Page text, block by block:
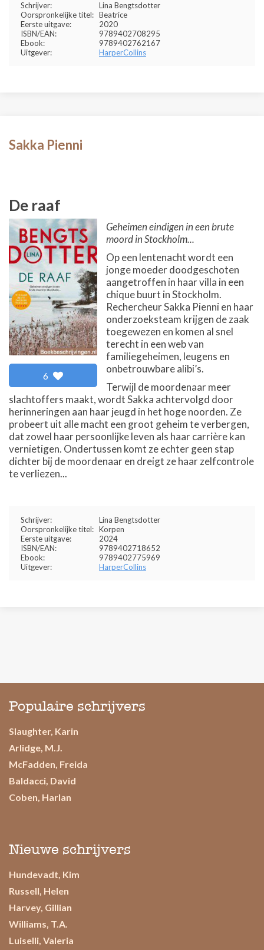
Schrijver:
Lina Bengtsdotter
Oorspronkelijke titel: Beatrice
Eerste uitgave:
2020
ISBN/EAN:
9789402708295
Ebook:
9789402762167
Uitgever:
HarperCollins
Sakka Pienni
De raaf
6
Geheimen eindigen in een brute
moord in Stockholm...
Op een lentenacht wordt een
jonge moeder doodgeschoten
aangetroffen in haar villa in een
chique buurt in Stockholm.
Rechercheur Sakka Pienni en haar
onderzoeksteam krijgen de zaak
toegewezen en komen al snel
terecht in een web van
familiegeheimen, leugens en
onbetrouwbare alibi’s.
Terwijl de moordenaar meer
slachtoffers maakt, wordt Sakka achtervolgd door
herinneringen aan haar jeugd in het hoge noorden. Ze
probeert uit alle macht een groot geheim te verbergen,
dat zowel haar persoonlijke leven als haar carrière kan
vernietigen. Ondertussen komt ze echter geen stap
dichter bij de moordenaar en dreigt ze haar zelfcontrole
te verliezen...
Schrijver:
Lina Bengtsdotter
Oorspronkelijke titel: Korpen
Eerste uitgave:
2024
ISBN/EAN:
9789402718652
Ebook:
9789402775969
Uitgever:
HarperCollins
Populaire schrijvers
Slaughter, Karin
Arlidge, M.J.
McFadden, Freida
Baldacci, David
Coben, Harlan
Nieuwe schrijvers
Hundevadt, Kim
Russell, Helen
Harvey, Gillian
Williams, T.A.
Luiselli, Valeria